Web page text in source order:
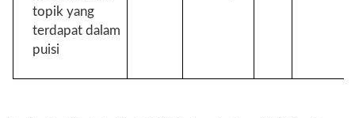
topik yang
terdapat dalam
puisi